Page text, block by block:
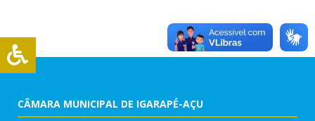
CÂMARA MUNICIPAL DE IGARAPÉ-AÇU